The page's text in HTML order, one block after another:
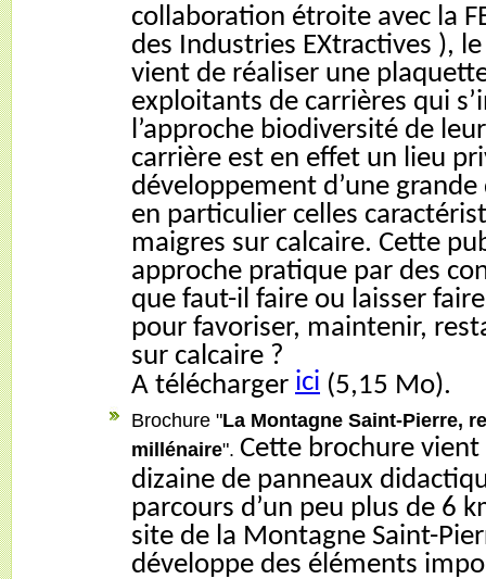
collaboration étroite avec la
des Industries EXtractives ),
vient de réaliser une
exploitants de carrières qui
l’approche biodiversité de
carrière est en effet un lieu
développement d’une grande
en particulier celles
maigres sur calcaire. Cette
approche pratique par des
que faut-il faire ou laisser
pour favoriser, maintenir,
sur calcaire ?
A télécharger ici (5,15 Mo).
Brochure "La Montagne Saint-Pierre,
millénaire". Cette brochure
dizaine de panneaux
parcours d’un peu plus de 6
site de la Montagne Saint-
développe des éléments